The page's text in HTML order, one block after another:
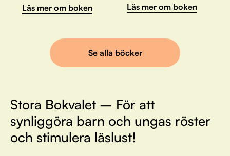
Läs mer om boken Läs mer om boken
Se alla böcker
Stora Bokvalet – För att
synliggöra barn och ungas röster
och stimulera läslust!